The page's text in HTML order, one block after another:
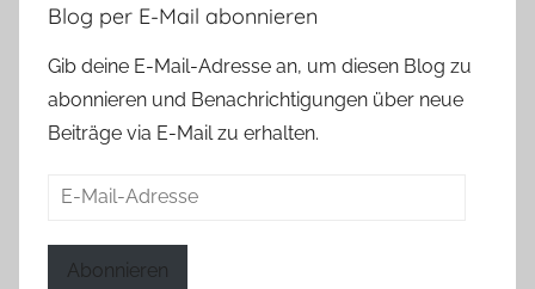
Blog per E-Mail abonnieren
Gib deine E-Mail-Adresse an, um diesen Blog zu
abonnieren und Benachrichtigungen über neue
Beiträge via E-Mail zu erhalten.
E-
Abonnieren